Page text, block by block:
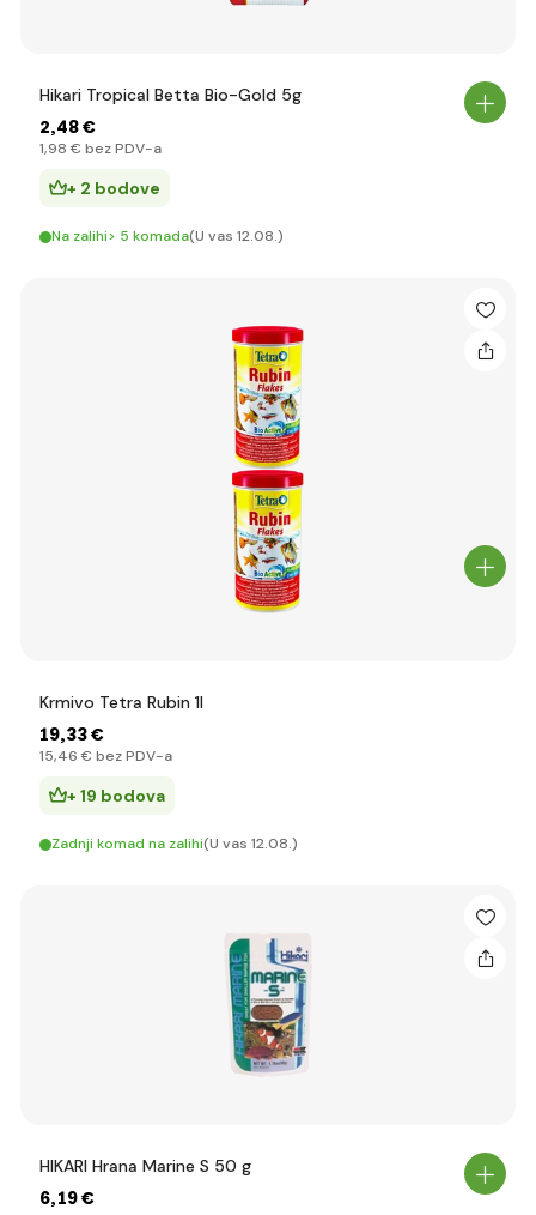
Hikari Tropical Betta Bio-Gold 5g
2,48 €
1,98 € bez PDV-a
+ 2 bodove
Na zalihi> 5 komada(U vas 12.08.)
Krmivo Tetra Rubin 1l
19,33 €
15,46 € bez PDV-a
+ 19 bodova
Zadnji komad na zalihi(U vas 12.08.)
HIKARI Hrana Marine S 50 g
6,19 €